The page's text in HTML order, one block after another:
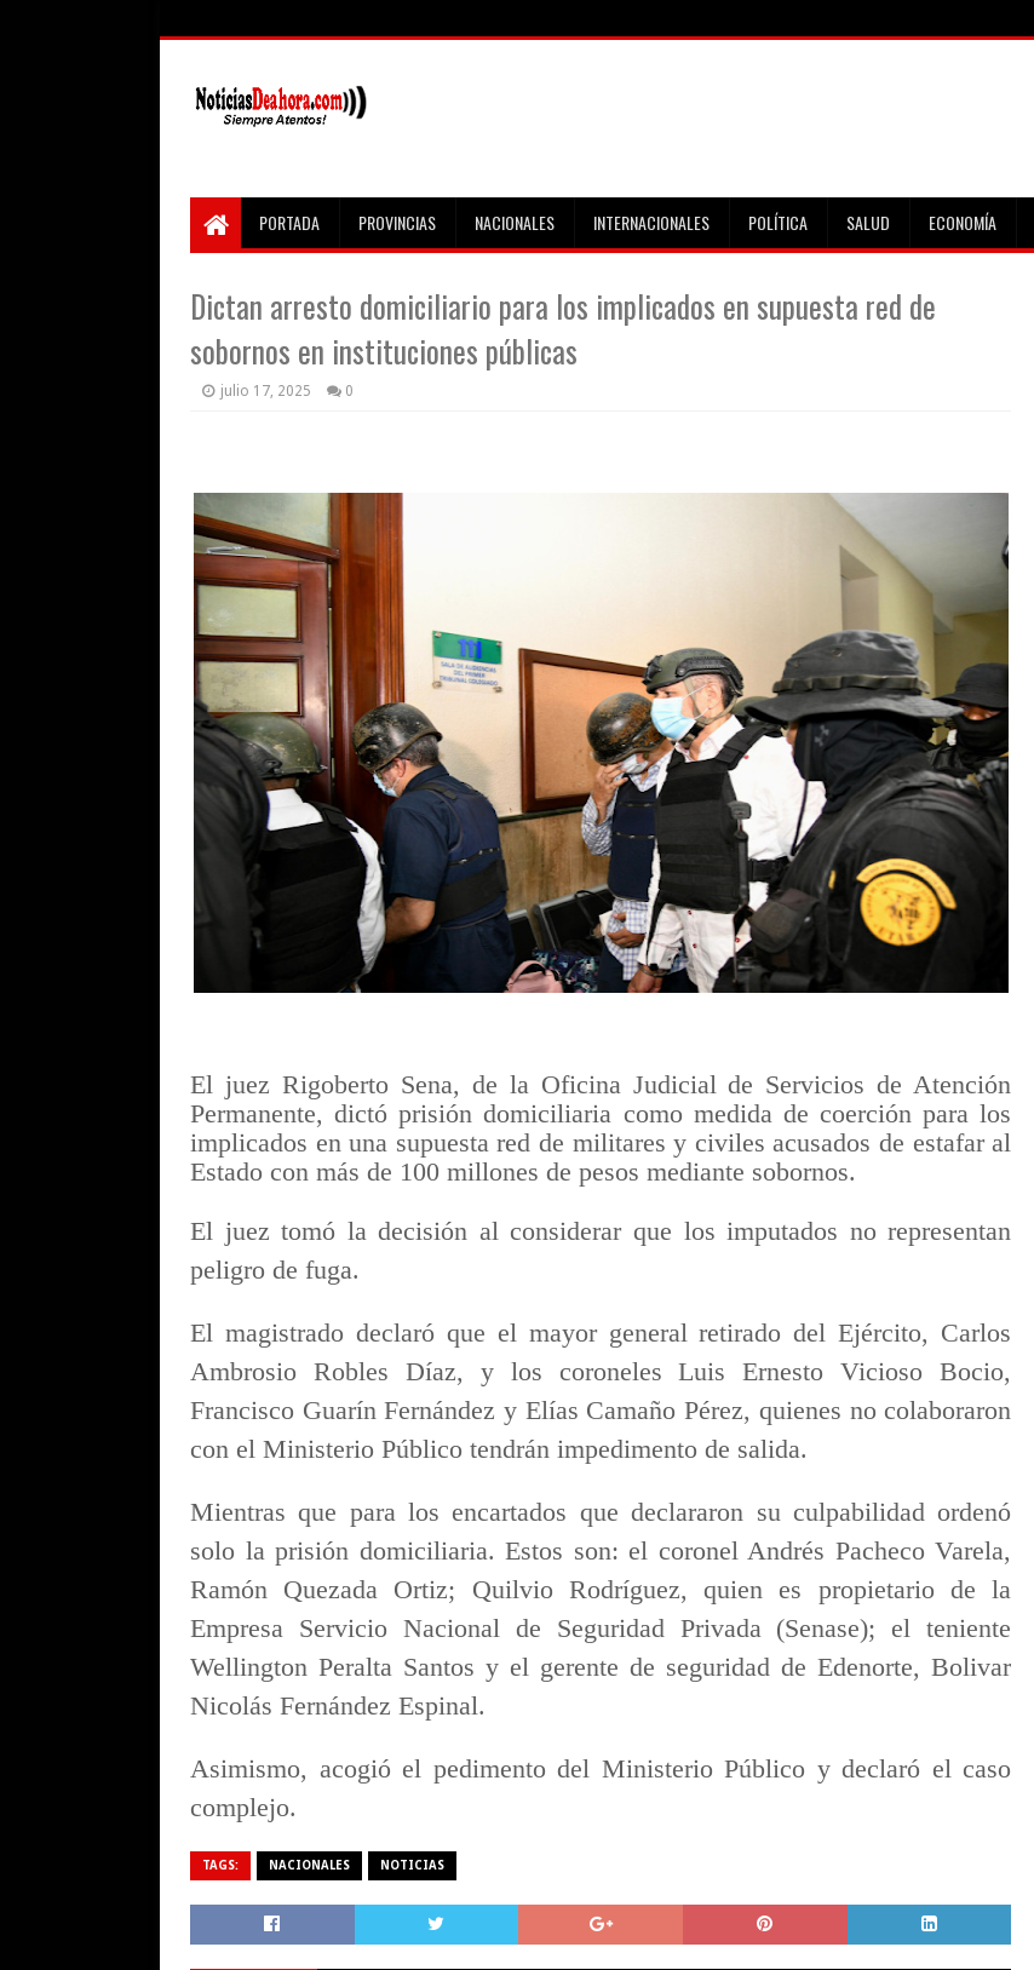
PORTADA PROVINCIAS NACIONALES INTERNACIONALES POLÍTICA SALUD ECONOMÍA
Dictan arresto domiciliario para los implicados en supuesta red de
sobornos en instituciones públicas
julio 17, 2025 0
El juez Rigoberto Sena, de la Oficina Judicial de Servicios de Atención
Permanente, dictó prisión domiciliaria como medida de coerción para los
implicados en una supuesta red de militares y civiles acusados de estafar al
Estado con más de 100 millones de pesos mediante sobornos.
El juez tomó la decisión al considerar que los imputados no representan
peligro de fuga.
El magistrado declaró que el mayor general retirado del Ejército, Carlos
Ambrosio Robles Díaz, y los coroneles Luis Ernesto Vicioso Bocio,
Francisco Guarín Fernández y Elías Camaño Pérez, quienes no colaboraron
con el Ministerio Público tendrán impedimento de salida.
Mientras que para los encartados que declararon su culpabilidad ordenó
solo la prisión domiciliaria. Estos son: el coronel Andrés Pacheco Varela,
Ramón Quezada Ortiz; Quilvio Rodríguez, quien es propietario de la
Empresa Servicio Nacional de Seguridad Privada (Senase); el teniente
Wellington Peralta Santos y el gerente de seguridad de Edenorte, Bolivar
Nicolás Fernández Espinal.
Asimismo, acogió el pedimento del Ministerio Público y declaró el caso
complejo.
TAGS: NACIONALES NOTICIAS